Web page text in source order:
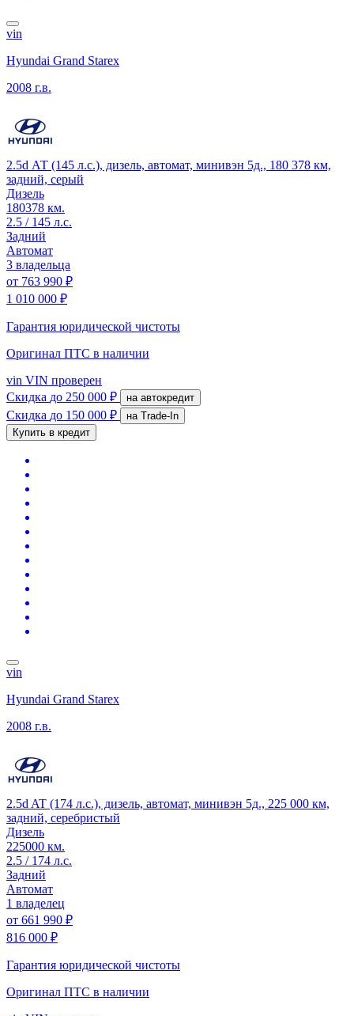
vin
Hyundai Grand Starex
2008 г.в.
2.5d АТ (145 л.с.), дизель, автомат, минивэн 5д., 180 378 км,
задний, серый
Дизель
180378 км.
2.5 / 145 л.с.
Задний
Автомат
3 владельца
от 763 990 ₽
1 010 000 ₽
Гарантия юридической чистоты
Оригинал ПТС в наличии
vin VIN проверен
Скидка до 250 000 ₽ на автокредит
Скидка до 150 000 ₽
на Trade-In
Купить в кредит
vin
Hyundai Grand Starex
2008 г.в.
2.5d AT (174 л.с.), дизель, автомат, минивэн 5д., 225 000 км,
задний, серебристый
Дизель
225000 км.
2.5 / 174 л.с.
Задний
Автомат
1 владелец
от 661 990 ₽
816 000 ₽
Гарантия юридической чистоты
Оригинал ПТС в наличии